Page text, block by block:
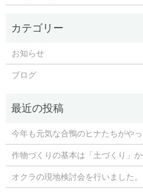
お知らせ
ブログ
今年も元気な合鴨のヒナたちがやっ
作物づくりの基本は「土づくり」
オクラの現地検討会を行いました。